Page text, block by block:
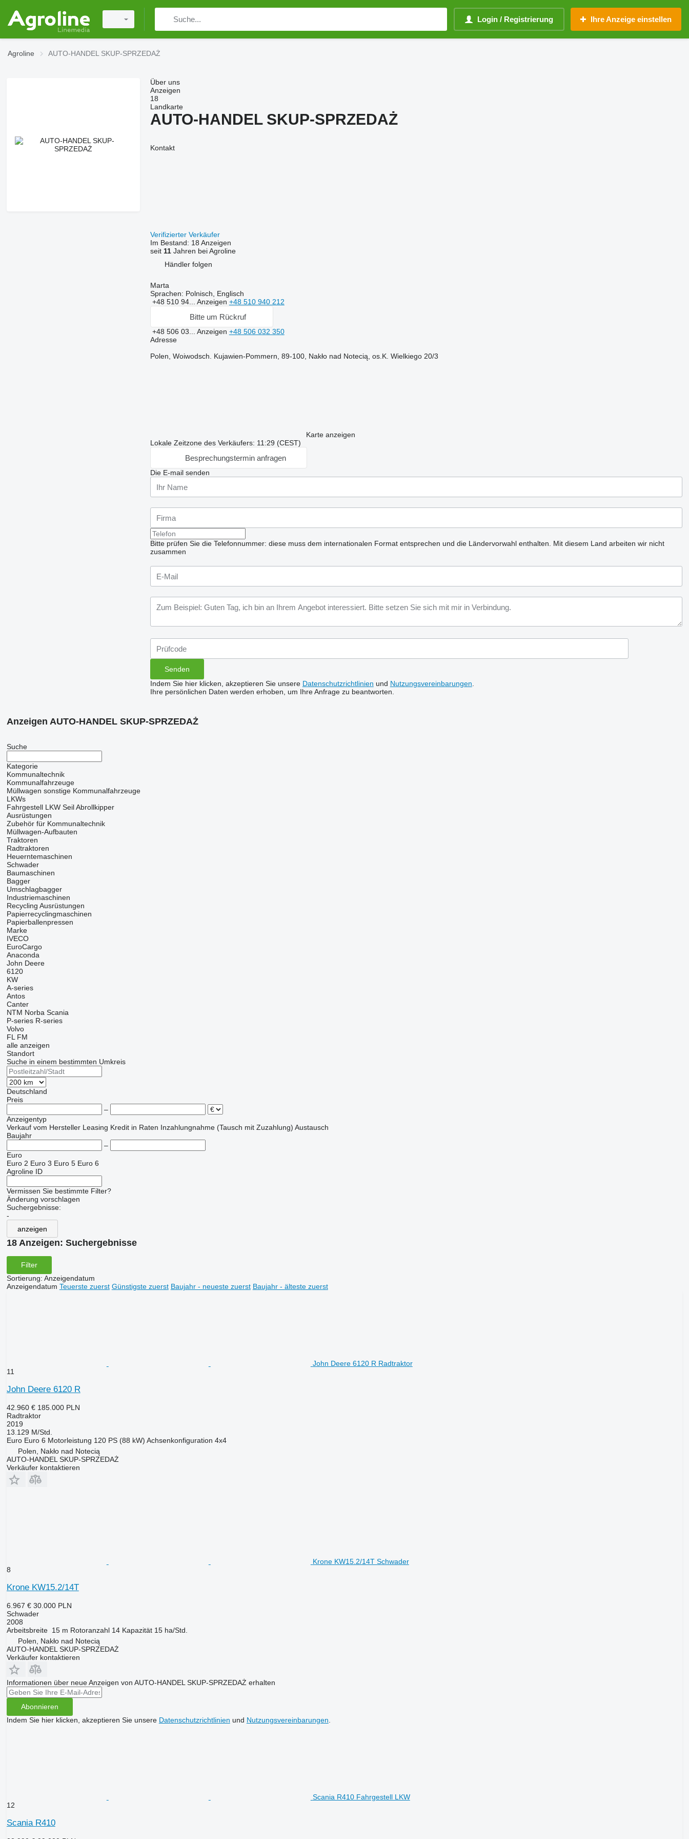
Login / Registrierung Ihre Anzeige einstellen
Agroline AUTO-HANDEL SKUP-SPRZEDAŻ
Über uns
Anzeigen
18
Landkarte
AUTO-HANDEL SKUP-SPRZEDAŻ
Kontakt
Verifizierter Verkäufer
Im Bestand: 18 Anzeigen
seit 11Jahren bei Agroline
Händler folgen
Marta
Sprachen: Polnisch, Englisch
+48 510 94... Anzeigen +48 510 940 212
Bitte um Rückruf
+48 506 03... Anzeigen +48 506 032 350
Adresse
Polen, Woiwodsch. Kujawien-Pommern, 89-100, Nakło nad Notecią, os.K. Wielkiego 20/3
Karte anzeigen
Lokale Zeitzone des Verkäufers: 11:29 (CEST)
Besprechungstermin anfragen
Die E-mail senden
Bitte prüfen Sie die Telefonnummer: diese muss dem internationalen Format entsprechen und die Ländervorwahl enthalten.
Mit diesem Land arbeiten wir nicht
zusammen
Indem Sie hier klicken, akzeptieren Sie unsere Datenschutzrichtlinien und Nutzungsvereinbarungen
Ihre persönlichen Daten werden erhoben, um Ihre Anfrage zu beantworten.
Anzeigen AUTO-HANDEL SKUP-SPRZEDAŻ
Suche
Kategorie
Kommunaltechnik
Kommunalfahrzeuge
Müllwagen sonstige Kommunalfahrzeuge
LKWs
Fahrgestell LKW Seil Abrollkipper
Ausrüstungen
Zubehör für Kommunaltechnik
Müllwagen-Aufbauten
Traktoren
Radtraktoren
Heuerntemaschinen
Schwader
Baumaschinen
Bagger
Umschlagbagger
Industriemaschinen
Recycling Ausrüstungen
Papierrecyclingmaschinen
Papierballenpressen
Marke
IVECO
EuroCargo
Anaconda
John Deere
6120
KW
A-series
Antos
Canter
NTM Norba Scania
P-series R-series
Volvo
FL FM
alle anzeigen
Standort
Suche in einem bestimmten Umkreis
Deutschland
Preis
–
Anzeigentyp
Verkauf vom Hersteller Leasing Kredit in Raten Inzahlungnahme (Tausch mit Zuzahlung) Austausch
Baujahr
–
Euro
Euro 2 Euro 3 Euro 5 Euro 6
Agroline ID
Vermissen Sie bestimmte Filter?
Änderung vorschlagen
Suchergebnisse:
-
anzeigen
18 Anzeigen: Suchergebnisse
Filter
Sortierung: Anzeigendatum
Anzeigendatum Teuerste zuerst Günstigste zuerst Baujahr - neueste zuerst Baujahr - älteste zuerst
John Deere 6120 R Radtraktor
11
John Deere 6120 R
42.960 € 185.000 PLN
Radtraktor
2019
13.129 M/Std.
Euro Euro 6 Motorleistung 120 PS (88 kW) Achsenkonfiguration 4x4
Polen, Nakło nad Notecią
AUTO-HANDEL SKUP-SPRZEDAŻ
Verkäufer kontaktieren
Krone KW15.2/14T Schwader
8
Krone KW15.2/14T
6.967 € 30.000 PLN
Schwader
2008
Arbeitsbreite 15 m Rotoranzahl 14 Kapazität 15 ha/Std.
Polen, Nakło nad Notecią
AUTO-HANDEL SKUP-SPRZEDAŻ
Verkäufer kontaktieren
Informationen über neue Anzeigen von AUTO-HANDEL SKUP-SPRZEDAŻ erhalten
Abonnieren
Indem Sie hier klicken, akzeptieren Sie unsere Datenschutzrichtlinien und Nutzungsvereinbarungen
Scania R410 Fahrgestell LKW
12
Scania R410